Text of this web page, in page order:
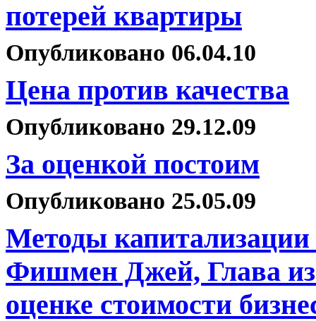
потерей квартиры
Опубликовано 06.04.10
Цена против качества
Опубликовано 29.12.09
За оценкой постоим
Опубликовано 25.05.09
Методы капитализации
Фишмен Джей, Глава из
оценке стоимости